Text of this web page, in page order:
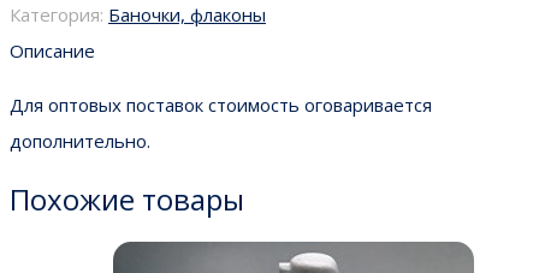
Категория: Баночки, флаконы
Описание
Для оптовых поставок стоимость оговаривается
дополнительно.
Похожие товары